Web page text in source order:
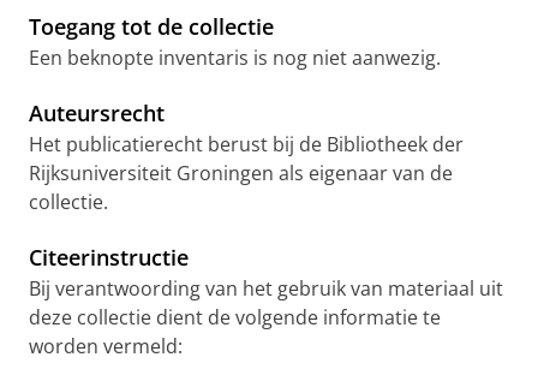
Toegang tot de collectie
Een beknopte inventaris is nog niet aanwezig.
Auteursrecht
Het publicatierecht berust bij de Bibliotheek der
Rijksuniversiteit Groningen als eigenaar van de
collectie.
Citeerinstructie
Bij verantwoording van het gebruik van materiaal uit
deze collectie dient de volgende informatie te
worden vermeld: